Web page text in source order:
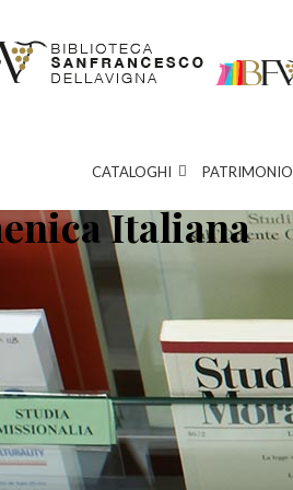
CATALOGHI PATRIMONIO
Italiana